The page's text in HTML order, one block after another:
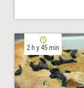
2 h y 45 min